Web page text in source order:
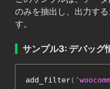
のみを抽出し、出力す
す。
サンプル3: デバッグ
add_filter(